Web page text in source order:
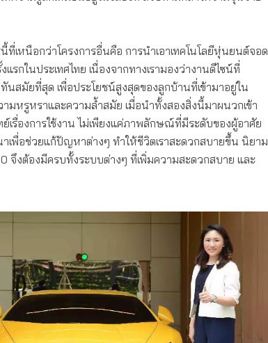
ที่เหนือกว่าโครงการอื่นคือ การนำเอาเทคโนโลยีหุ่นยนต์จอด
รกในประเทศไทย เนื่องจากทางเรามองว่างานดีไซน์ที่
นสมัยที่สุด เพื่อประโยชน์สูงสุดของลูกบ้านที่เข้ามาอยู่ใน
มหรูหราและความล้ำสมัย เมื่อนำทั้งสองสิ่งนี้มาผนวกเข้า
เรื่องการใช้งาน ไม่เพียงแค่ภาพลักษณ์ที่มีระดับของผู้อาศัย
พื่อช่วยแก้ปัญหาต่างๆ ทำให้ชีวิตเราสะดวกสบายขึ้น นิยาม
จึงต้องมีครบทั้งระบบต่างๆ ที่เพิ่มความสะดวกสบาย และ